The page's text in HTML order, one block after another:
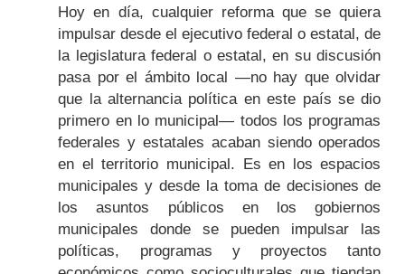
Hoy en día, cualquier reforma que se quiera
impulsar desde el ejecutivo federal o estatal, de
la legislatura federal o estatal, en su discusión
pasa por el ámbito local —no hay que olvidar
que la alternancia política en este país se dio
primero en lo municipal— todos los programas
federales y estatales acaban siendo operados
en el territorio municipal. Es en los espacios
municipales y desde la toma de decisiones de
los asuntos públicos en los gobiernos
municipales donde se pueden impulsar las
políticas, programas y proyectos tanto